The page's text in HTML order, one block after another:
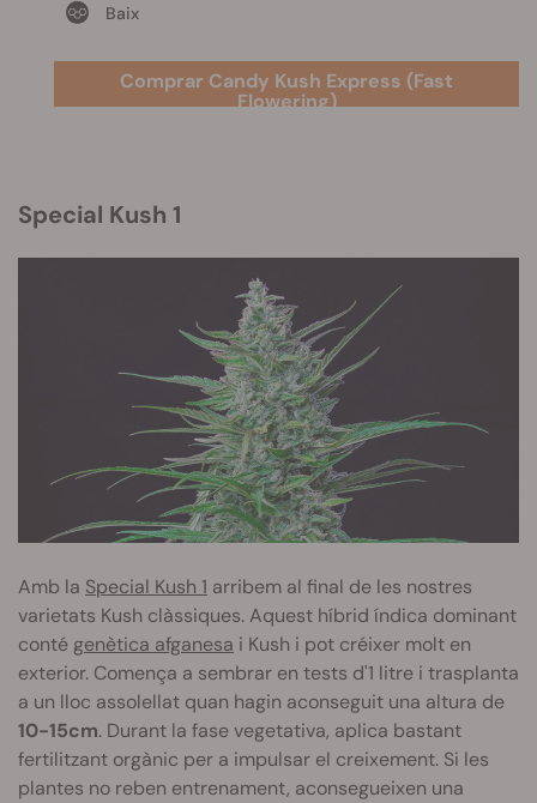
Baix
Comprar Candy Kush Express (Fast
Flowering)
Special Kush 1
Amb la Special Kush 1 arribem al final de les nostres
varietats Kush clàssiques. Aquest híbrid índica dominant
conté genètica afganesa i Kush i pot créixer molt en
exterior. Comença a sembrar en tests d'1 litre i trasplanta
a un lloc assolellat quan hagin aconseguit una altura de
10-15cm. Durant la fase vegetativa, aplica bastant
fertilitzant orgànic per a impulsar el creixement. Si les
plantes no reben entrenament, aconsegueixen una